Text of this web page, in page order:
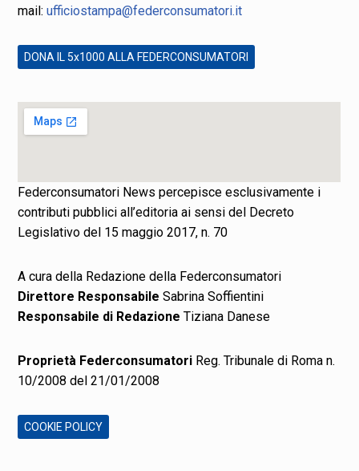
mail:ufficiostampa@federconsumatori.it
DONA IL 5x1000 ALLA FEDERCONSUMATORI
Federconsumatori News percepisce esclusivamente i
contributi pubblici all’editoria ai sensi del Decreto
Legislativo del 15 maggio 2017, n. 70
A cura della Redazione della Federconsumatori
Direttore Responsabile Sabrina Soffientini
Responsabile di Redazione Tiziana Danese
Proprietà Federconsumatori Reg. Tribunale di Roma n.
10/2008 del 21/01/2008
COOKIE POLICY